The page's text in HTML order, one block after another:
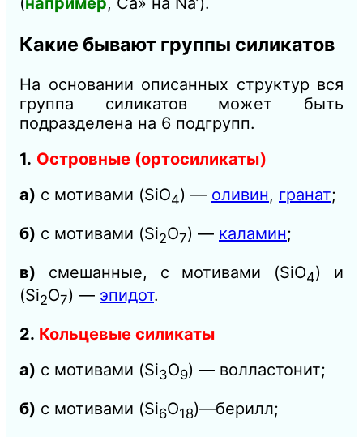
Какие бывают группы силикатов
На основании описанных структур вся
группа силикатов может быть
подразделена на 6 подгрупп.
1. Островные (ортосиликаты)
а) с мотивами (SiO4) — оливин, гранат;
б) с мотивами (Si2O7) — каламин;
в)
смешанные, с мотивами (SiO4) и
(Si2O7) — эпидот.
2. Кольцевые силикаты
а) с мотивами (Si3O9) — волластонит;
б) с мотивами (Si6O18)—берилл;